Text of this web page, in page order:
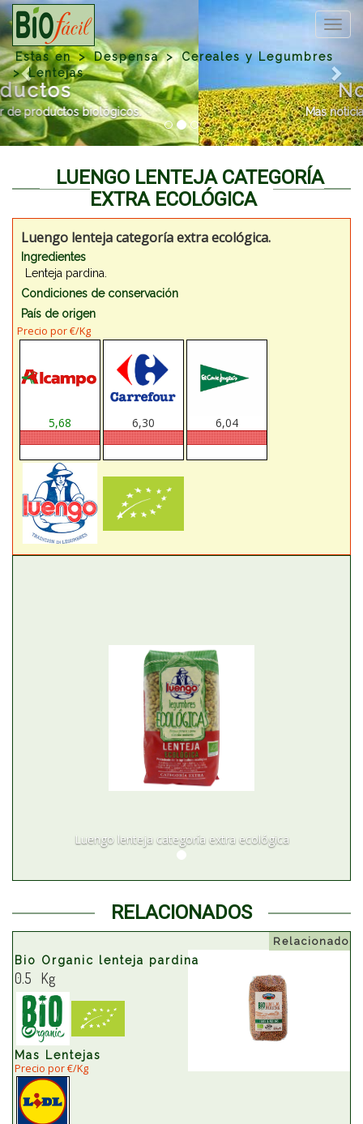
Estas en
Despensa
Cereales y Legumbres
Lentejas
Noticias
Mas noticias sobre ecología.
Previous
LUENGO LENTEJA CATEGORÍA
EXTRA ECOLÓGICA
Luengo lenteja categoría extra ecológica.
Ingredientes
Lenteja pardina.
Condiciones de conservación
País de origen
Precio por €/Kg
5,68 6,30 6,04
Luengo lenteja categoría extra ecológica
RELACIONADOS
Relacionado
Bio Organic lenteja pardina
0.5 Kg
Mas Lentejas
Precio por €/Kg